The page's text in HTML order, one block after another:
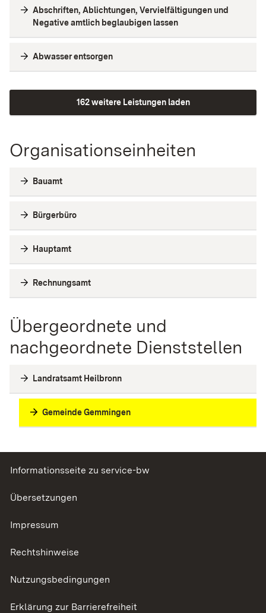
Abschriften, Ablichtungen, Vervielfältigungen und
Negative amtlich beglaubigen lassen
Abwasser entsorgen
162 weitere Leistungen laden
Organisationseinheiten
Bauamt
Bürgerbüro
Hauptamt
Rechnungsamt
Übergeordnete und
nachgeordnete Dienststellen
Landratsamt Heilbronn
Gemeinde Gemmingen
Informationsseite zu service-bw
Übersetzungen
Impressum
Rechtshinweise
Nutzungsbedingungen
Erklärung zur Barrierefreiheit